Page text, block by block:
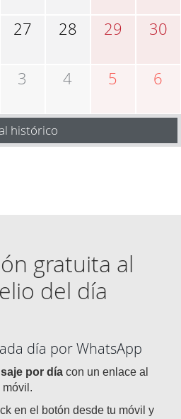
27 28 29 30
3 4 5 6
histórico
gratuita al
del día
día por WhatsApp
por día con un enlace al
móvil.
en el botón desde tu móvil y